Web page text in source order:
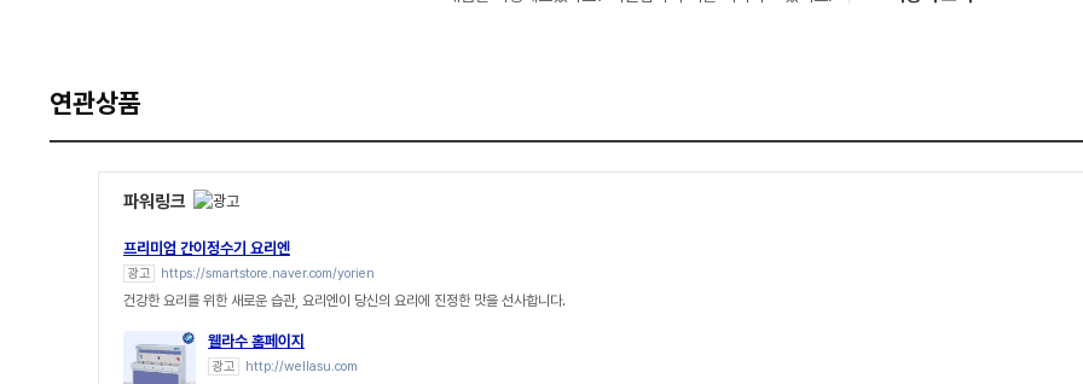
연관상품
파워링크
프리미엄 간이정수기 요리엔
광고 https://smartstore.naver.com/yorien
건강한 요리를 위한 새로운 습관, 요리엔이 당신의 요리에 진정한 맛을 선사합니다.
웰라수 홈페이지
광고 http://wellasu.com